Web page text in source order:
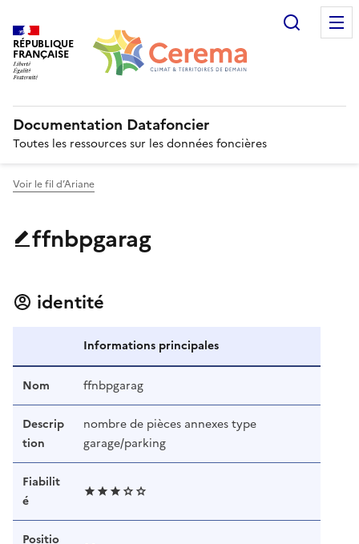
RÉPUBLIQUE
FRANÇAISE
Documentation Datafoncier
Toutes les ressources sur les données foncières
Voir le fil d’Ariane
ffnbpgarag
identité
Informations principales
Nom ffnbpgarag
Descrip
tion
nombre de pièces annexes type
garage/parking
Fiabilit
é
Positio